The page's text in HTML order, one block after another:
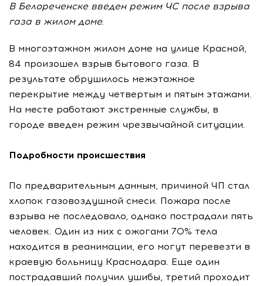
В Белореченске введен режим ЧС после взрыва
газа в жилом доме.
В многоэтажном жилом доме на улице Красной,
84 произошел взрыв бытового газа. В
результате обрушилось межэтажное
перекрытие между четвертым и пятым этажами.
На месте работают экстренные службы, в
городе введен режим чрезвычайной ситуации.
Подробности происшествия
По предварительным данным, причиной ЧП стал
хлопок газовоздушной смеси. Пожара после
взрыва не последовало, однако пострадали пять
человек. Один из них с ожогами 70% тела
находится в реанимации, его могут перевезти в
краевую больницу Краснодара. Еще один
пострадавший получил ушибы, третий проходит